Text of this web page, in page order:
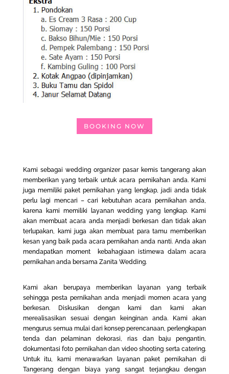
BOOKING NOW
Kami sebagai wedding organizer pasar kemis tangerang akan
memberikan yang terbaik untuk acara pernikahan anda. Kami
juga memiliki paket pernikahan yang lengkap, jadi anda tidak
perlu lagi mencari – cari kebutuhan acara pernikahan anda,
karena kami memiliki layanan wedding yang lengkap. Kami
akan membuat acara anda menjadi berkesan dan tidak akan
terlupakan, kami juga akan membuat para tamu memberikan
kesan yang baik pada acara pernikahan anda nanti. Anda akan
mendapatkan moment kebahagiaan istimewa dalam acara
pernikahan anda bersama Zanita Wedding.
Kami akan berupaya memberikan layanan yang terbaik
sehingga pesta pernikahan anda menjadi momen acara yang
berkesan. Diskusikan dengan kami dan kami akan
merealisasikan sesuai dengan keinginan anda. Kami akan
mengurus semua mulai dari konsep perencanaan, perlengkapan
tenda dan pelaminan dekorasi, rias dan baju pengantin,
dokumentasi foto pernikahan dan video shooting serta catering.
Untuk itu, kami menawarkan layanan paket pernikahan di
Tangerang dengan biaya yang sangat terjangkau dengan